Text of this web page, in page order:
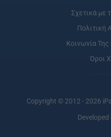
Σχετικά με
Πολιτική
Κοινωνία
Όροι
Copyright © 2012 - 2026
Developed